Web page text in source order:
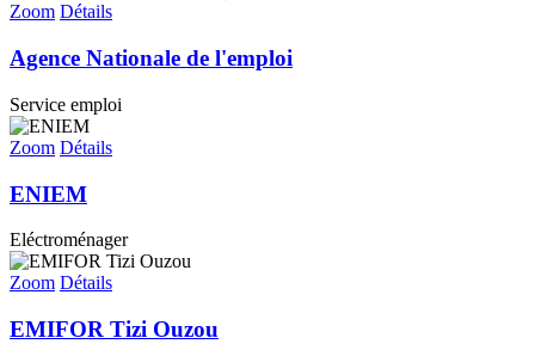
Zoom Détails
Agence Nationale de l'emploi
Service emploi
Zoom Détails
ENIEM
Eléctroménager
Zoom Détails
EMIFOR Tizi Ouzou